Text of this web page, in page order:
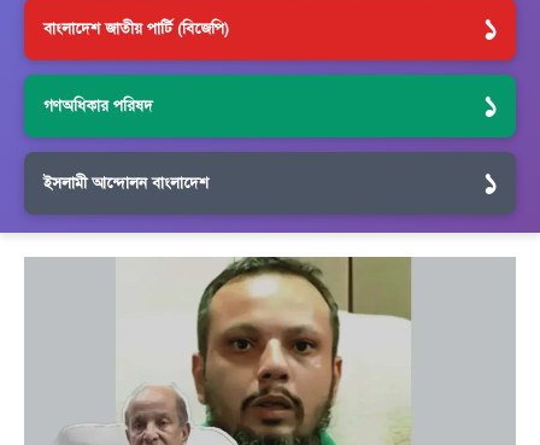
বাংলাদেশ জাতীয় পার্টি (বিজেপি) ১
গণঅধিকার পরিষদ ১
ইসলামী আন্দোলন বাংলাদেশ ১